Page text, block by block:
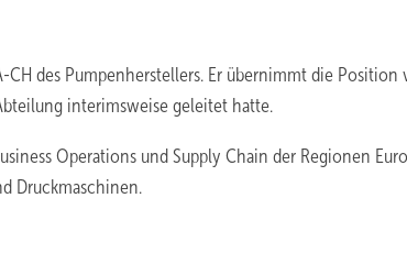
des Pumpenherstellers. Er übernimmt die Position
interimsweise geleitet hatte.
Operations und Supply Chain der Regionen
Druckmaschinen.